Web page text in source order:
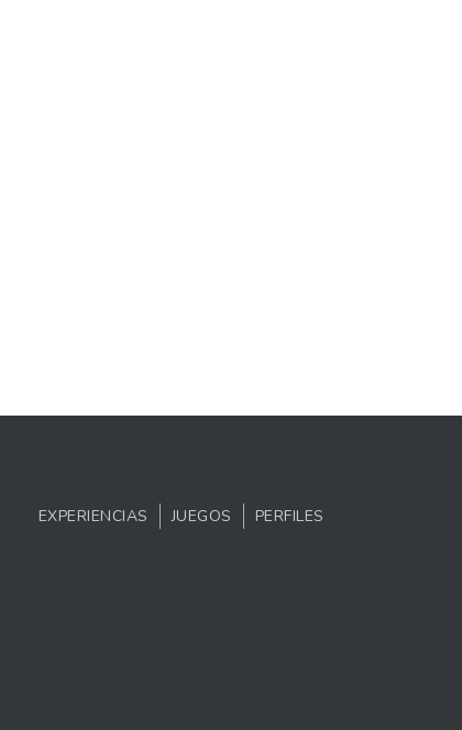
EXPERIENCIAS JUEGOS PERFILES